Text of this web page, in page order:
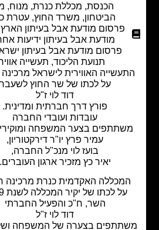
,מכללת כנרת,מנוח,משרד
,משרד החוץ,עטרת כהנים,
פרסום מודעת אבל בעיתון הארץ,פרסום
מודעת אבל בעיתון ידיעות אחרונות,
פרסום מודעת אבל בעיתון ישראל היום,
תנועת הליכוד, תעשייה אווירית
האווירית לישראל מרכינה ראשה
על לכתו של שר החוץ לשעבר
דוד לוי ז"ל
פורץ דרך חברתית ומדינית.
עובדות ועובדי החברה
בצער המשפחה ומוקירי פועלו
עמיר פרץ יו"ר דירקטוריון,
בועז לוי מנכ"ל החברה,
יאיר כץ מזכיר ארגון העוברים.
האקדמית כנרת מרכינה ראשה
על לכתו של יקיר המכללה לשנת 2019
השר, ח"כ והפעיל החברתי
דוד לוי ז"ל
בצערה של המשפחה ושל מכריו